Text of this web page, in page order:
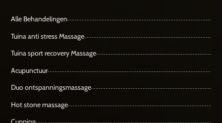
Alle Behandelingen
Tuina anti stress Massage
Tuina sport recovery Massage
Acupunctuur
Duo ontspanningsmassage
Hot stone massage